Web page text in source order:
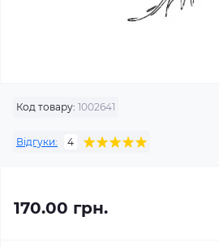
Код товару: 1002641
Відгуки: 4
170.00 грн.